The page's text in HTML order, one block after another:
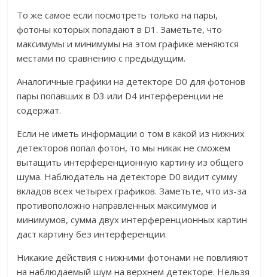
То же самое если посмотреть только на пары,
фотоны которых попадают в D1. Заметьте, что
максимумы и минимумы на этом графике меняются
местами по сравнению с предыдущим.
Аналогичные графики на детекторе D0 для фотонов
пары попавших в D3 или D4 интерференции не
содержат.
Если не иметь информации о том в какой из нижних
детекторов попал фотон, то мы никак не сможем
вытащить интерференционную картину из общего
шума. Наблюдатель на детекторе D0 видит сумму
вкладов всех четырех графиков. Заметьте, что из-за
противоположно направленных максимумов и
минимумов, сумма двух интерференционных картин
даст картину без интерференции.
Никакие действия с нижними фотонами не повлияют
на наблюдаемый шум на верхнем детекторе. Нельзя